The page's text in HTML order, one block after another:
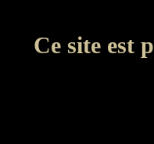
Ce site est